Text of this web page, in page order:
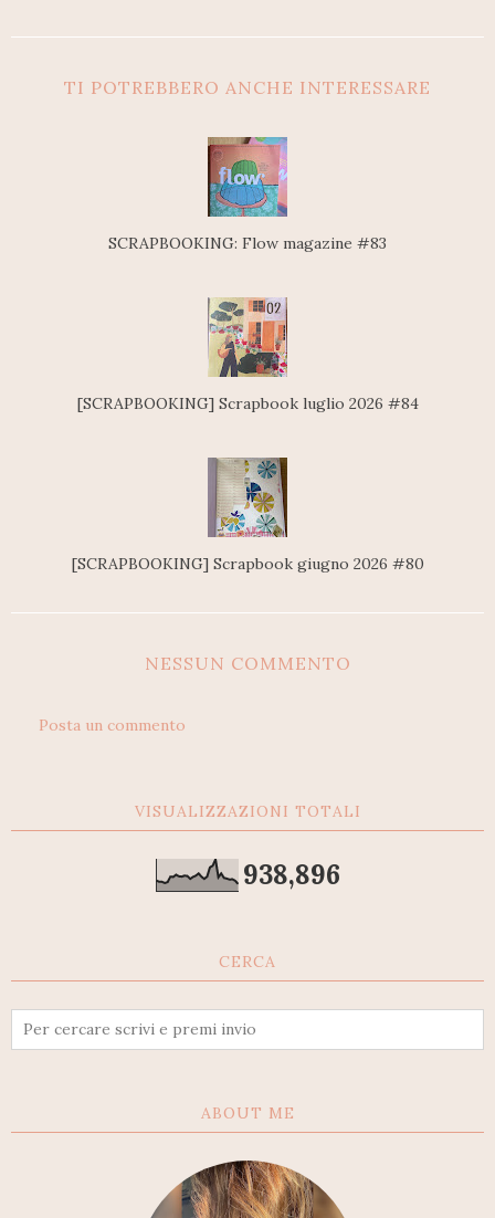
TI POTREBBERO ANCHE INTERESSARE
SCRAPBOOKING: Flow magazine #83
[SCRAPBOOKING] Scrapbook luglio 2026 #84
[SCRAPBOOKING] Scrapbook giugno 2026 #80
NESSUN COMMENTO
Posta un commento
VISUALIZZAZIONI TOTALI
938,896
CERCA
ABOUT ME